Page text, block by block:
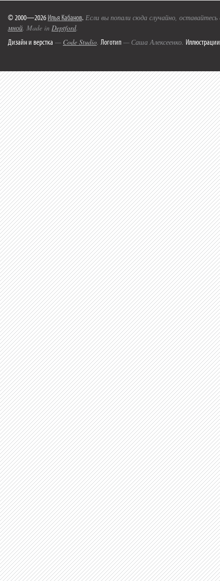
© 2000—2026 Илья Кабанов. Если вы попали сюда случайно,
мной. Made in Deptford.
Дизайн и верстка — Code Studio. Логотип — Саша Алексеенко. Иллюстрации